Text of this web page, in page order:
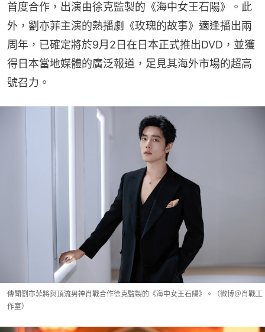
首度合作，出演由徐克監製的《海中女王石陽》。此
外，劉亦菲主演的熱播劇《玫瑰的故事》適逢播出兩
周年，已確定將於9月2日在日本正式推出DVD，並獲
得日本當地媒體的廣泛報道，足見其海外市場的超高
號召力。
傳聞劉亦菲將與頂流男神肖戰合作徐克監製的《海中女王石陽》。（微博＠肖戰工
作室）